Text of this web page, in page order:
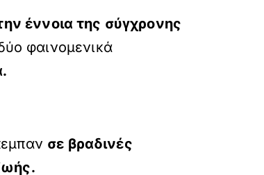
έννοια της σύγχρονης
φαινομενικά
σε βραδινές